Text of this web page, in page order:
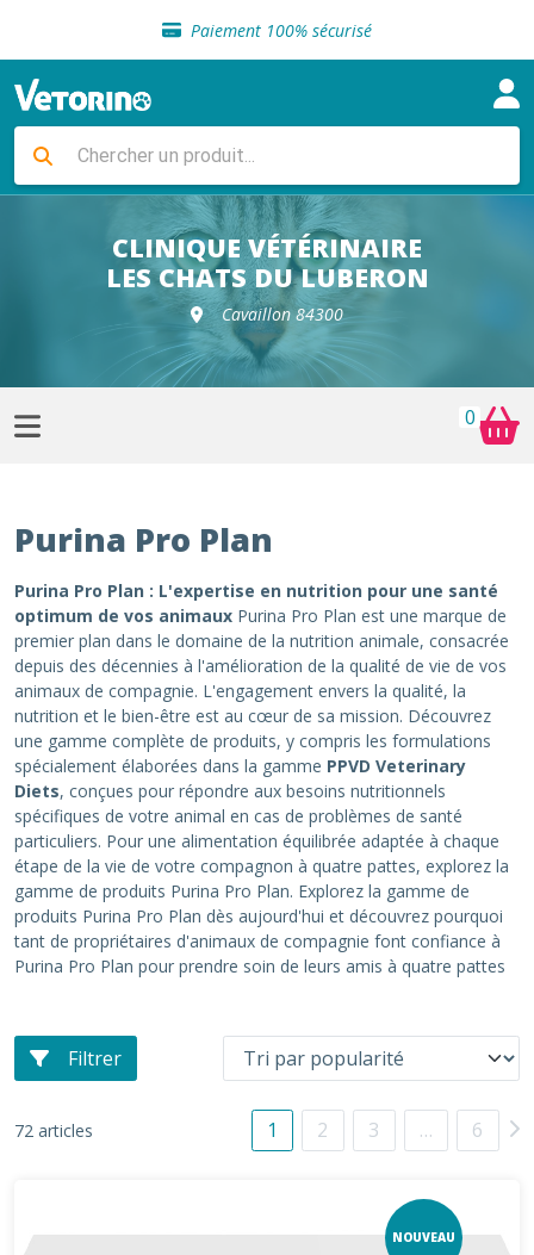
Paiement 100% sécurisé
Livraison gratuite en clinique vétérinaire
Sélection de croquettes vétérinaire
Livraison gratuite en clinique vétérinaire
Retour gratuit en clinique
Sélection de croquettes vétérinaire
CLINIQUE VÉTÉRINAIRE
LES CHATS DU LUBERON
Cavaillon 84300
0
Purina Pro Plan
Purina Pro Plan : L'expertise en nutrition pour une santé
optimum de vos animaux Purina Pro Plan est une marque de
premier plan dans le domaine de la nutrition animale, consacrée
depuis des décennies à l'amélioration de la qualité de vie de vos
animaux de compagnie. L'engagement envers la qualité, la
nutrition et le bien-être est au cœur de sa mission. Découvrez
une gamme complète de produits, y compris les formulations
spécialement élaborées dans la gamme PPVD Veterinary
Diets, conçues pour répondre aux besoins nutritionnels
spécifiques de votre animal en cas de problèmes de santé
particuliers. Pour une alimentation équilibrée adaptée à chaque
étape de la vie de votre compagnon à quatre pattes, explorez la
gamme de produits Purina Pro Plan. Explorez la gamme de
produits Purina Pro Plan dès aujourd'hui et découvrez pourquoi
tant de propriétaires d'animaux de compagnie font confiance à
Purina Pro Plan pour prendre soin de leurs amis à quatre pattes
Filtrer
72 articles 1 2 3 … 6
NOUVEAU